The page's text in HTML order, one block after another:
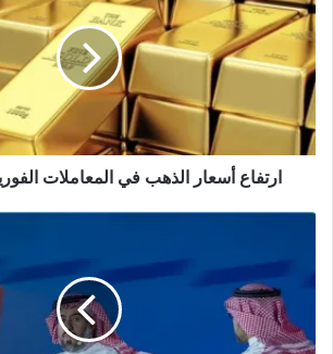
ل
و
ي
ب
ارتفاع أسعار الذهب في المعاملات الفورية